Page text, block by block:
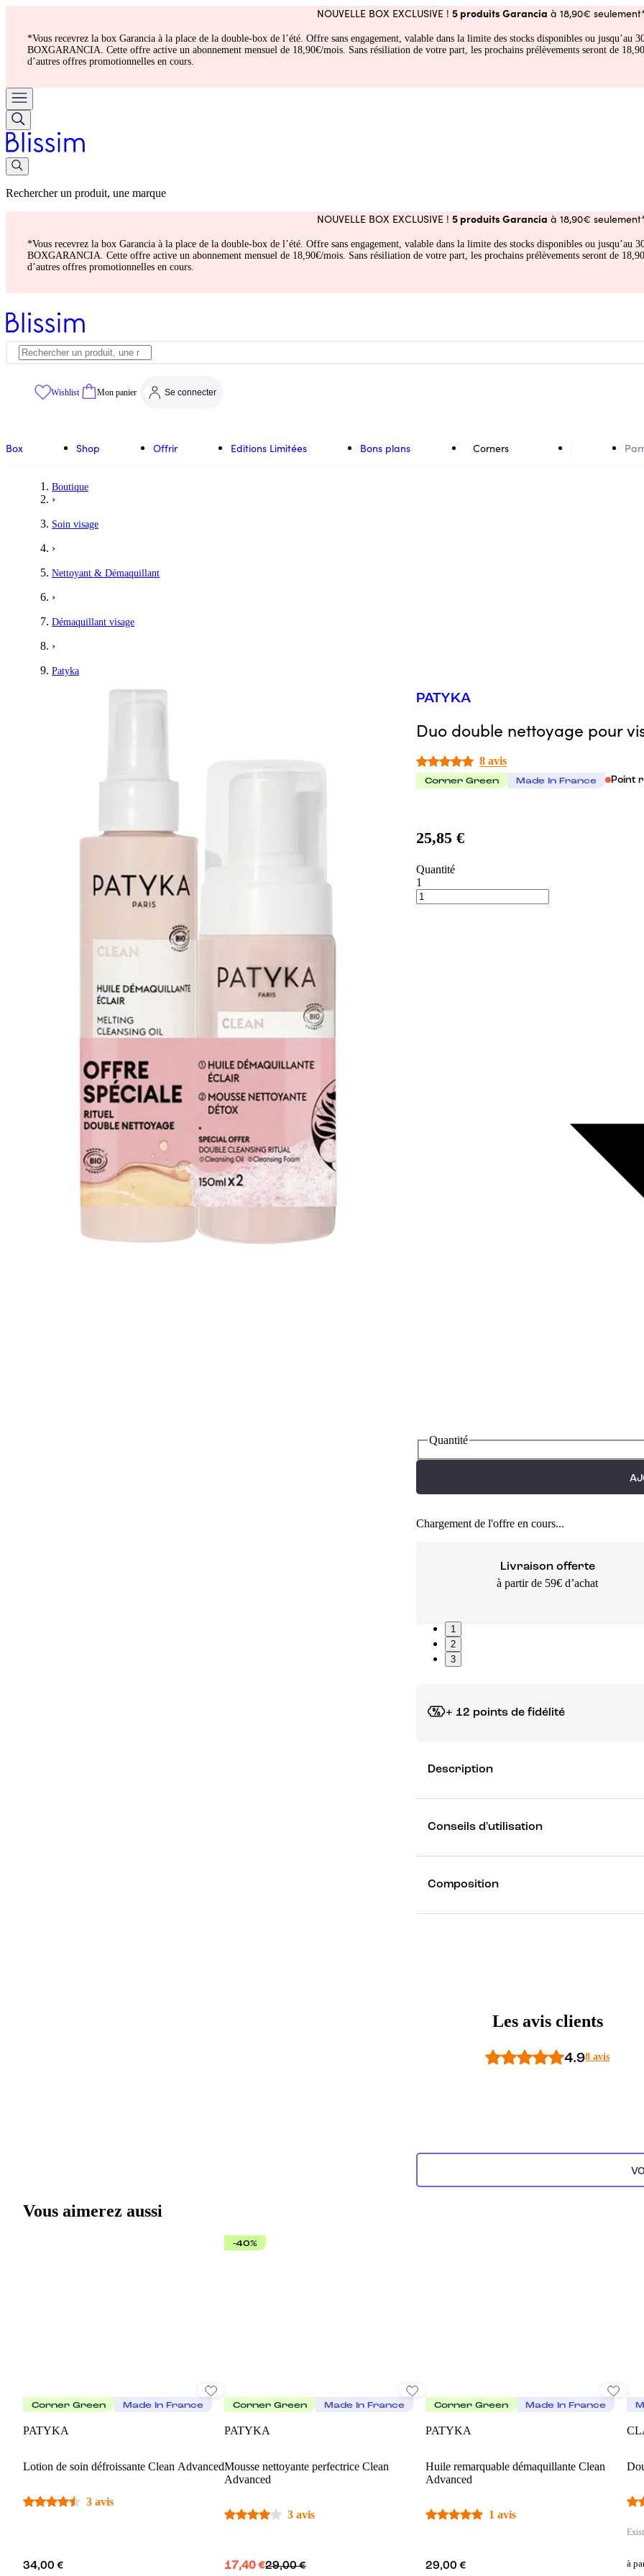
NOUVELLE BOX EXCLUSIVE ! 5 produits Garancia à 18,90€
*Vous recevrez la box Garancia à la place de la double-box de l’été. Offre sans engagement, valable dans la limite des stocks disponibles ou jusqu’au
BOXGARANCIA. Cette offre active un abonnement mensuel de 18,90€/mois. Sans résiliation de votre part, les prochains prélèvements seront de
d’autres offres promotionnelles en cours.
Rechercher un produit, une marque
NOUVELLE BOX EXCLUSIVE ! 5 produits Garancia à 18,90€
*Vous recevrez la box Garancia à la place de la double-box de l’été. Offre sans engagement, valable dans la limite des stocks disponibles ou jusqu’au
BOXGARANCIA. Cette offre active un abonnement mensuel de 18,90€/mois. Sans résiliation de votre part, les prochains prélèvements seront de
d’autres offres promotionnelles en cours.
Wishlist Mon panier Se connecter
Box Shop Offrir Editions Limitées Bons plans Corners
Boutique
›
Soin visage
›
Nettoyant & Démaquillant
›
Démaquillant visage
›
Patyka
PATYKA
Duo double nettoyage pour
8 avis
Corner Green Made In France Point
25,85 €
Quantité
1
Quantité
Chargement de l'offre en cours...
Livraison offerte
à partir de 59€ d’achat
1
2
3
+ 12 points de fidélité
Description
Conseils d'utilisation
Composition
Les avis clients
4.98 avis
Vous aimerez aussi
Corner Green Made In France
PATYKA
Lotion de soin défroissante Clean Advanced
3 avis
34,00 €
-40%
Corner Green Made In France
PATYKA
Mousse nettoyante perfectrice Clean
Advanced
3 avis
17,40 €29,00 €
Corner Green Made In France
PATYKA
Huile remarquable démaquillante Clean
Advanced
1 avis
29,00 € à